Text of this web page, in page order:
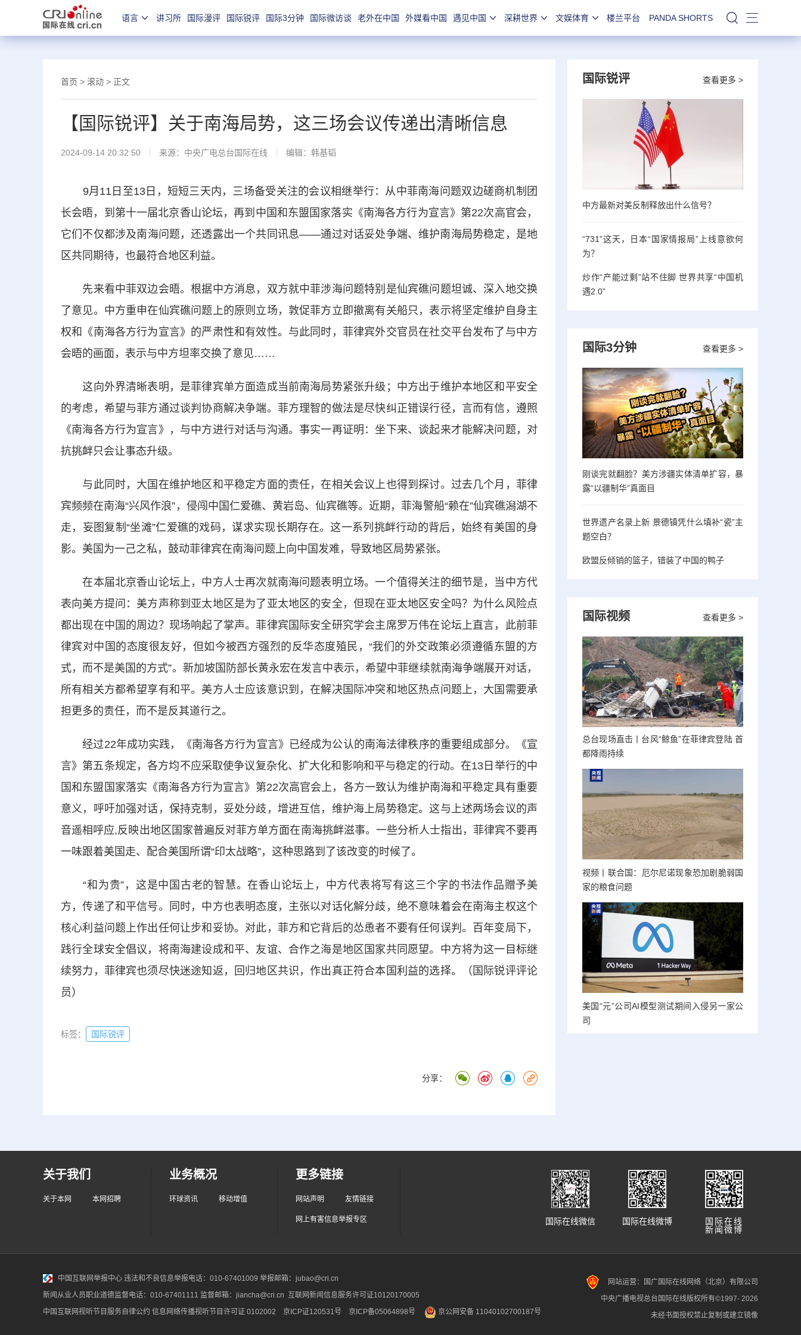
语言 讲习所 国际漫评 国际锐评 国际3分钟 国际微访谈 老外在中国 外媒看中国 遇见中国 深耕世界 文娱体育 楼兰平台 PANDA SHORTS 站内搜索
首页 > 滚动 > 正文
【国际锐评】关于南海局势，这三场会议传递出清晰信息
2024-09-14 20:32:50 来源：中央广电总台国际在线 编辑：韩基韬
9月11日至13日，短短三天内，三场备受关注的会议相继举行：从中菲南海问题双边磋商机制团
长会晤，到第十一届北京香山论坛，再到中国和东盟国家落实《南海各方行为宣言》第22次高官会，
它们不仅都涉及南海问题，还透露出一个共同讯息——通过对话妥处争端、维护南海局势稳定，是地
区共同期待，也最符合地区利益。
先来看中菲双边会晤。根据中方消息，双方就中菲涉海问题特别是仙宾礁问题坦诚、深入地交换
了意见。中方重申在仙宾礁问题上的原则立场，敦促菲方立即撤离有关船只，表示将坚定维护自身主
权和《南海各方行为宣言》的严肃性和有效性。与此同时，菲律宾外交官员在社交平台发布了与中方
会晤的画面，表示与中方坦率交换了意见……
这向外界清晰表明，是菲律宾单方面造成当前南海局势紧张升级；中方出于维护本地区和平安全
的考虑，希望与菲方通过谈判协商解决争端。菲方理智的做法是尽快纠正错误行径，言而有信，遵照
《南海各方行为宣言》，与中方进行对话与沟通。事实一再证明：坐下来、谈起来才能解决问题，对
抗挑衅只会让事态升级。
与此同时，大国在维护地区和平稳定方面的责任，在相关会议上也得到探讨。过去几个月，菲律
宾频频在南海“兴风作浪”，侵闯中国仁爱礁、黄岩岛、仙宾礁等。近期，菲海警船“赖在”仙宾礁潟湖不
走，妄图复制“坐滩”仁爱礁的戏码，谋求实现长期存在。这一系列挑衅行动的背后，始终有美国的身
影。美国为一己之私，鼓动菲律宾在南海问题上向中国发难，导致地区局势紧张。
在本届北京香山论坛上，中方人士再次就南海问题表明立场。一个值得关注的细节是，当中方代
表向美方提问：美方声称到亚太地区是为了亚太地区的安全，但现在亚太地区安全吗？为什么风险点
都出现在中国的周边？现场响起了掌声。菲律宾国际安全研究学会主席罗万伟在论坛上直言，此前菲
律宾对中国的态度很友好，但如今被西方强烈的反华态度殖民，“我们的外交政策必须遵循东盟的方
式，而不是美国的方式”。新加坡国防部长黄永宏在发言中表示，希望中菲继续就南海争端展开对话，
所有相关方都希望享有和平。美方人士应该意识到，在解决国际冲突和地区热点问题上，大国需要承
担更多的责任，而不是反其道行之。
经过22年成功实践，《南海各方行为宣言》已经成为公认的南海法律秩序的重要组成部分。《宣
言》第五条规定，各方均不应采取使争议复杂化、扩大化和影响和平与稳定的行动。在13日举行的中
国和东盟国家落实《南海各方行为宣言》第22次高官会上，各方一致认为维护南海和平稳定具有重要
意义，呼吁加强对话，保持克制，妥处分歧，增进互信，维护海上局势稳定。这与上述两场会议的声
音遥相呼应,反映出地区国家普遍反对菲方单方面在南海挑衅滋事。一些分析人士指出，菲律宾不要再
一味跟着美国走、配合美国所谓“印太战略”，这种思路到了该改变的时候了。
“和为贵”，这是中国古老的智慧。在香山论坛上，中方代表将写有这三个字的书法作品赠予美
方，传递了和平信号。同时，中方也表明态度，主张以对话化解分歧，绝不意味着会在南海主权这个
核心利益问题上作出任何让步和妥协。对此，菲方和它背后的怂恿者不要有任何误判。百年变局下，
践行全球安全倡议，将南海建设成和平、友谊、合作之海是地区国家共同愿望。中方将为这一目标继
续努力，菲律宾也须尽快迷途知返，回归地区共识，作出真正符合本国利益的选择。（国际锐评评论
员）
标签： 国际锐评
分享：
查看更多 >
国际锐评
中方最新对美反制释放出什么信号？
“731”这天，日本“国家情报局”上线意欲何
为？
炒作“产能过剩”站不住脚 世界共享“中国机
遇2.0”
查看更多 >
国际3分钟
刚谈完就翻脸？美方涉疆实体清单扩容，暴
露“以疆制华”真面目
世界遗产名录上新 景德镇凭什么填补“瓷”主
题空白？
欧盟反倾销的篮子，错装了中国的鸭子
查看更多 >
国际视频
总台现场直击丨台风“鲸鱼”在菲律宾登陆 首
都降雨持续
视频丨联合国：厄尔尼诺现象恐加剧脆弱国
家的粮食问题
美国“元”公司AI模型测试期间入侵另一家公
司
关于我们
关于本网 本网招聘
业务概况
环球资讯 移动增值
更多链接
网站声明 友情链接
网上有害信息举报专区
国际在线
新闻微博
国际在线微博
国际在线微信
中国互联网举报中心 违法和不良信息举报电话：010-67401009 举报邮箱：jubao@cri.cn
新闻从业人员职业道德监督电话：010-67401111 监督邮箱：jiancha@cri.cn 互联网新闻信息服务许可证10120170005
中国互联网视听节目服务自律公约 信息网络传播视听节目许可证 0102002 京ICP证120531号 京ICP备05064898号 京公网安备 11040102700187号
网站运营：国广国际在线网络（北京）有限公司
中央广播电视总台国际在线版权所有©1997- 2026
未经书面授权禁止复制或建立镜像